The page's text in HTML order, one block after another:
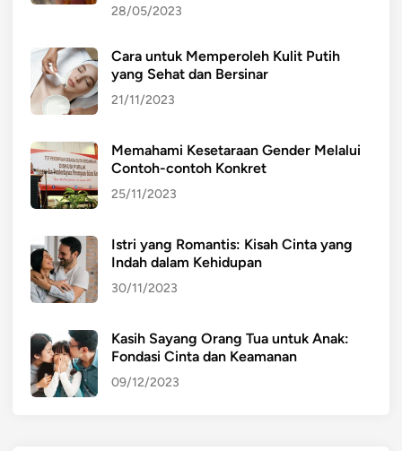
n
M
e
b
a
h
e
j
a
h
D
28/05/2023
Cara untuk Memperoleh Kulit Putih
yang Sehat dan Bersinar
21/11/2023
Memahami Kesetaraan Gender Melalui
Contoh-contoh Konkret
25/11/2023
Istri yang Romantis: Kisah Cinta yang
Indah dalam Kehidupan
30/11/2023
Kasih Sayang Orang Tua untuk Anak:
Fondasi Cinta dan Keamanan
09/12/2023